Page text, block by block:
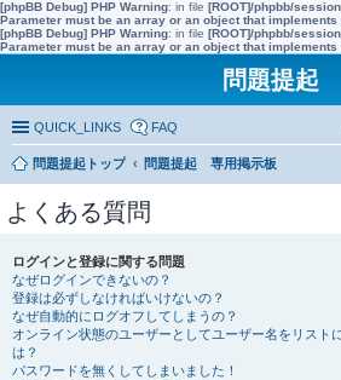
[phpBB Debug] PHP Warning: in file [ROOT]/phpbb/
Parameter must be an array or an object that implements
[phpBB Debug] PHP Warning: in file [ROOT]/phpbb/
Parameter must be an array or an object that implements
問題提起
QUICK_LINKS FAQ
問題提起トップ
問題提起 専用掲示板
よくある質問
ログインと登録に関する問題
なぜログインできないの？
登録は必ずしなければいけないの？
なぜ自動的にログオフしてしまうの？
オンライン状態のユーザーとしてユーザー名をリスト
は？
パスワードを無くしてしまいました！